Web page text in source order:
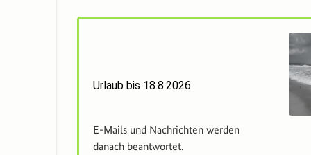
Urlaub bis 18.8.2026
E-Mails und Nachrichten werden
danach beantwortet.